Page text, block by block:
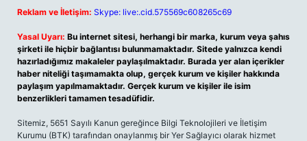
Reklam ve İletişim: Skype: live:.cid.575569c608265c69
Yasal Uyarı: Bu internet sitesi, herhangi bir marka, kurum veya şahıs
şirketi ile hiçbir bağlantısı bulunmamaktadır. Sitede yalnızca kendi
hazırladığımız makaleler paylaşılmaktadır. Burada yer alan içerikler
haber niteliği taşımamakta olup, gerçek kurum ve kişiler hakkında
paylaşım yapılmamaktadır. Gerçek kurum ve kişiler ile isim
benzerlikleri tamamen tesadüfidir.
Sitemiz, 5651 Sayılı Kanun gereğince Bilgi Teknolojileri ve İletişim
Kurumu (BTK) tarafından onaylanmış bir Yer Sağlayıcı olarak hizmet